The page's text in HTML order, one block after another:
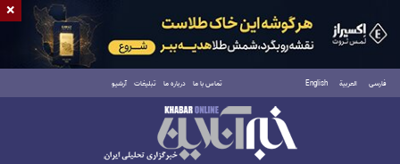
فارسی العربية English تماس با ما درباره ما تبلیغات آرشیو
یکشنبه ۱۸ مرداد ۱۴۰۵
×